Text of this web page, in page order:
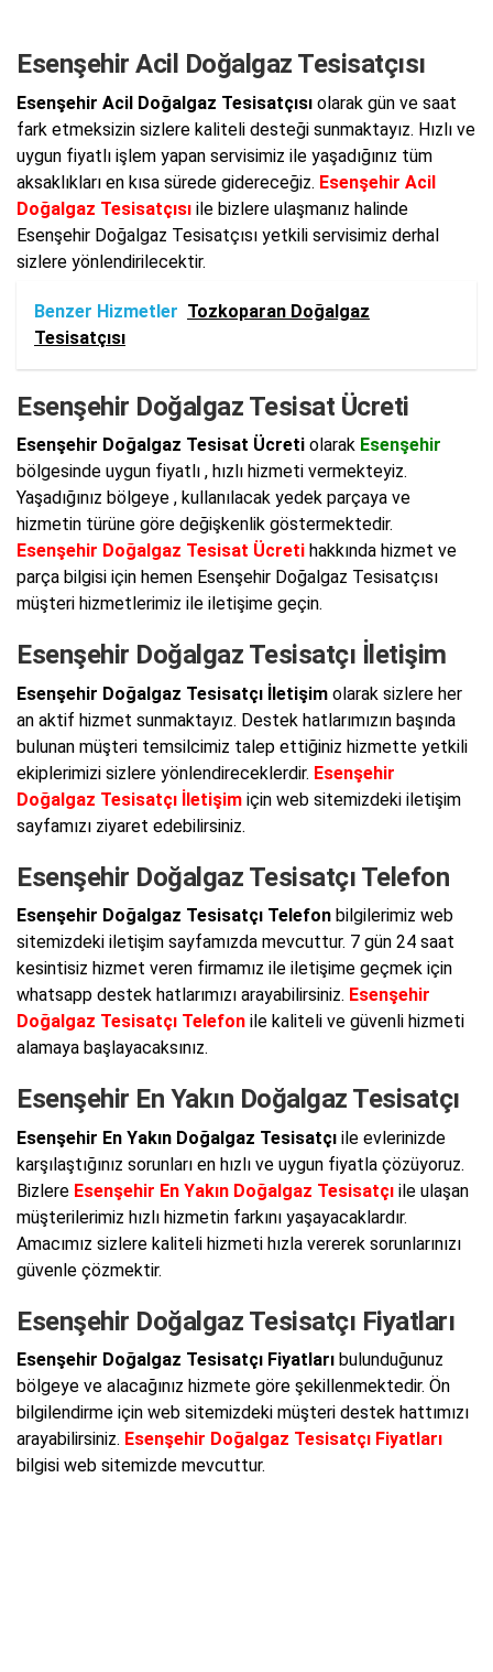
Esenşehir Acil Doğalgaz Tesisatçısı
Esenşehir Acil Doğalgaz Tesisatçısı olarak gün ve saat
fark etmeksizin sizlere kaliteli desteği sunmaktayız. Hızlı ve
uygun fiyatlı işlem yapan servisimiz ile yaşadığınız tüm
aksaklıkları en kısa sürede gidereceğiz. Esenşehir Acil
Doğalgaz Tesisatçısı ile bizlere ulaşmanız halinde
Esenşehir Doğalgaz Tesisatçısı yetkili servisimiz derhal
sizlere yönlendirilecektir.
Benzer Hizmetler Tozkoparan Doğalgaz
Tesisatçısı
Esenşehir Doğalgaz Tesisat Ücreti
Esenşehir Doğalgaz Tesisat Ücreti olarak Esenşehir
bölgesinde uygun fiyatlı , hızlı hizmeti vermekteyiz.
Yaşadığınız bölgeye , kullanılacak yedek parçaya ve
hizmetin türüne göre değişkenlik göstermektedir.
Esenşehir Doğalgaz Tesisat Ücreti hakkında hizmet ve
parça bilgisi için hemen Esenşehir Doğalgaz Tesisatçısı
müşteri hizmetlerimiz ile iletişime geçin.
Esenşehir Doğalgaz Tesisatçı İletişim
Esenşehir Doğalgaz Tesisatçı İletişim olarak sizlere her
an aktif hizmet sunmaktayız. Destek hatlarımızın başında
bulunan müşteri temsilcimiz talep ettiğiniz hizmette yetkili
ekiplerimizi sizlere yönlendireceklerdir. Esenşehir
Doğalgaz Tesisatçı İletişim için web sitemizdeki iletişim
sayfamızı ziyaret edebilirsiniz.
Esenşehir Doğalgaz Tesisatçı Telefon
Esenşehir Doğalgaz Tesisatçı Telefon bilgilerimiz web
sitemizdeki iletişim sayfamızda mevcuttur. 7 gün 24 saat
kesintisiz hizmet veren firmamız ile iletişime geçmek için
whatsapp destek hatlarımızı arayabilirsiniz. Esenşehir
Doğalgaz Tesisatçı Telefon ile kaliteli ve güvenli hizmeti
alamaya başlayacaksınız.
Esenşehir En Yakın Doğalgaz Tesisatçı
Esenşehir En Yakın Doğalgaz Tesisatçı ile evlerinizde
karşılaştığınız sorunları en hızlı ve uygun fiyatla çözüyoruz.
Bizlere Esenşehir En Yakın Doğalgaz Tesisatçı ile ulaşan
müşterilerimiz hızlı hizmetin farkını yaşayacaklardır.
Amacımız sizlere kaliteli hizmeti hızla vererek sorunlarınızı
güvenle çözmektir.
Esenşehir Doğalgaz Tesisatçı Fiyatları
Esenşehir Doğalgaz Tesisatçı Fiyatları bulunduğunuz
bölgeye ve alacağınız hizmete göre şekillenmektedir. Ön
bilgilendirme için web sitemizdeki müşteri destek hattımızı
arayabilirsiniz. Esenşehir Doğalgaz Tesisatçı Fiyatları
bilgisi web sitemizde mevcuttur.